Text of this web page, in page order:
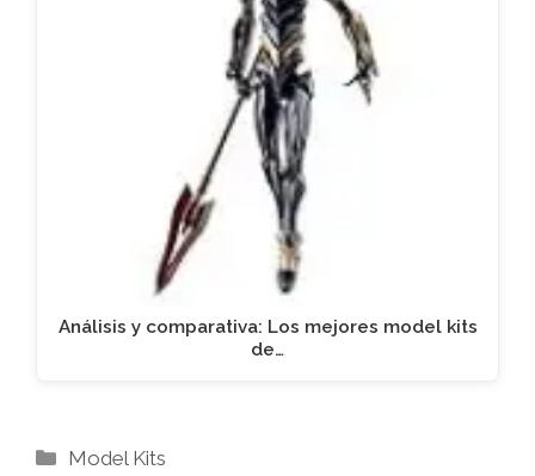
Análisis y comparativa: Los mejores model kits
de…
Categorías
Model Kits